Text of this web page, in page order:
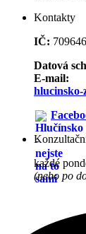
Kontakty
IČ:
Datová
E-mail:
hlucinsko-
každé
(nebo po